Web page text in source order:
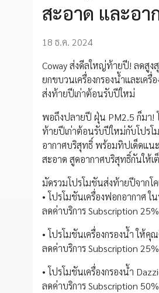
สะอาด และอา
18 ธ.ค. 2024
Coway ส่งดีลใหญ่ท้ายปี! ลดสู
ยกขบวนเครื่องกรองน้ำและเค
ส่งท้ายปีเก่าต้อนรับปีใหม่
พอถึงปลายปี ฝุ่น PM2.5 ก็มา!
ท้ายปีเก่าต้อนรับปีใหม่กับโปร
อากาศบริสุทธิ์ พร้อมทิปเด็ดแน
สะอาด สูดอากาศบริสุทธิ์กันให้
มัดรวมโปรโมชันส่งท้ายปีจากโค
• โปรโมชันเครื่องฟอกอากาศ ใ
ลดค่าบริการ Subscription
• โปรโมชันเครื่องกรองน้ำ ใ
ลดค่าบริการ Subscription
• โปรโมชันเครื่องกรองน้ำ
ลดค่าบริการ Subscription